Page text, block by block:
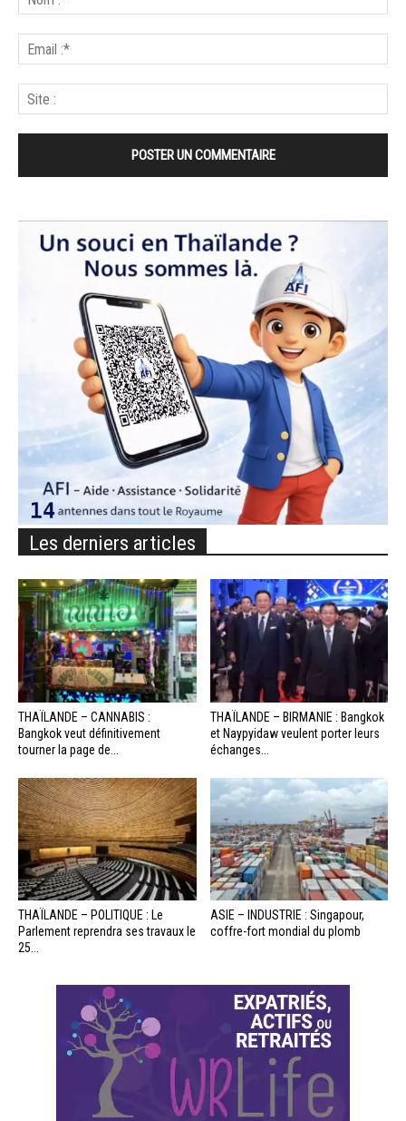
Les derniers articles
THAÏLANDE – CANNABIS :
Bangkok veut définitivement
tourner la page de...
THAÏLANDE – BIRMANIE : Bangkok
et Naypyidaw veulent porter leurs
échanges...
THAÏLANDE – POLITIQUE : Le
Parlement reprendra ses travaux le
25...
ASIE – INDUSTRIE : Singapour,
coffre-fort mondial du plomb